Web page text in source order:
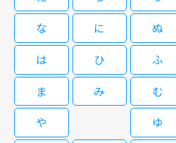
ぼくの魔
08/15(土)15:35～16:30
出演：伊藤英明、篠原涼子、古田新太
年、よりショッキングなアナザースト
作られ、こちらも評判を呼んだ。 刑事の仕事に執念を燃やす沢村は妻・遥
や幼い息子との生活をないがしろにしが
戦慄する。犠牲者が惨殺された２つの事
が、犠牲者の遺体のそばには“××の刑”
た。やがて犠牲者２人がどちらもある猟
たと分かるが、遥もその事件の裁判員だ
その息子にも近づく。
な
に ぬ
は
ひ ふ
ま
み む
や
ゆ